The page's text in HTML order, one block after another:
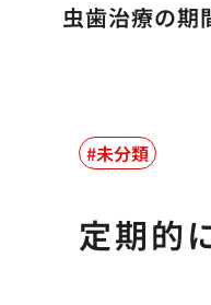
虫歯治療の期
未分類
定期的